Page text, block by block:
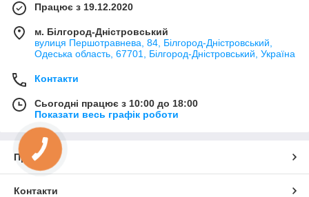
Працює з 19.12.2020
м. Білгород-Дністровський
вулиця Першотравнева, 84, Білгород-Дністровський,
Одеська область, 67701, Білгород-Дністровський, Україна
Контакти
Сьогодні працює з 10:00 до 18:00
Показати весь графік роботи
Про нас
Контакти